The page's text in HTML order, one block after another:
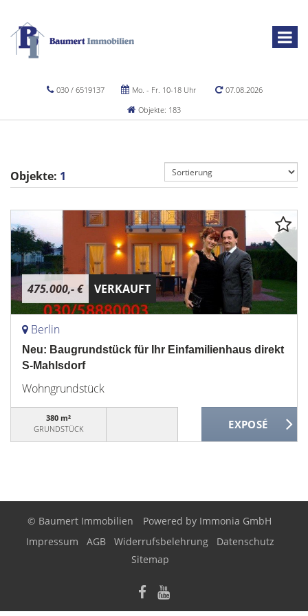
030 / 6519137 Mo. - Fr. 10-18 Uhr
07.08.2026
Objekte: 183
Objekte: 1
475.000,- € VERKAUFT
Berlin
Neu: Baugrundstück für Ihr Einfamilienhaus direkt
S-Mahlsdorf
Wohngrundstück
380 m²
GRUNDSTÜCK
© Baumert Immobilien Powered by Immonia GmbH
Impressum
AGB Widerrufsbelehrung
Datenschutz
Sitemap